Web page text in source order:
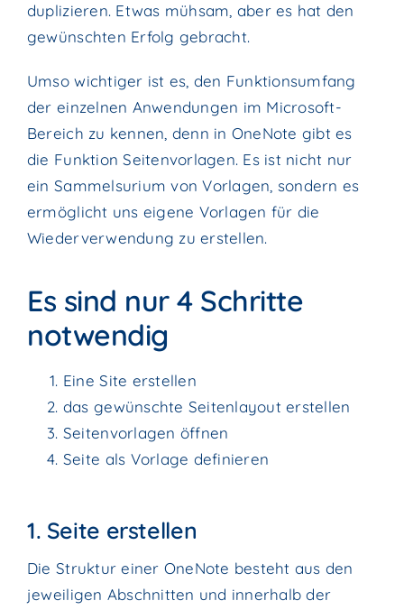
duplizieren. Etwas mühsam, aber es hat den
gewünschten Erfolg gebracht.
Umso wichtiger ist es, den Funktionsumfang
der einzelnen Anwendungen im Microsoft-
Bereich zu kennen, denn in OneNote gibt es
die Funktion Seitenvorlagen. Es ist nicht nur
ein Sammelsurium von Vorlagen, sondern es
ermöglicht uns eigene Vorlagen für die
Wiederverwendung zu erstellen.
Es sind nur 4 Schritte
notwendig
Eine Site erstellen
das gewünschte Seitenlayout erstellen
Seitenvorlagen öffnen
Seite als Vorlage definieren
1. Seite erstellen
Die Struktur einer OneNote besteht aus den
jeweiligen Abschnitten und innerhalb der